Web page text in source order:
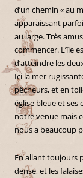
d’un chemin « au
apparaissant
au large. Très
commencer. L’île
d’atteindre les
Ici la mer
pêcheurs, et en
église bleue et ses
notre venue mais
nous a beaucoup
En allant toujours
dense, et les